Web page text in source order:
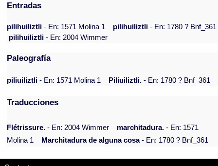
Entradas
pilihuiliztli- En: 1571 Molina 1 pilihuiliztli- En: 1780 ? Bnf_361
pilihuiliztli- En: 2004 Wimmer
Paleografía
piliuiliztli - En: 1571 Molina 1 Piliuiliztli. - En: 1780 ? Bnf_361
Traducciones
Flétrissure. - En: 2004 Wimmer marchitadura. - En: 1571
Molina 1
Marchitadura de alguna cosa- En: 1780 ? Bnf_361